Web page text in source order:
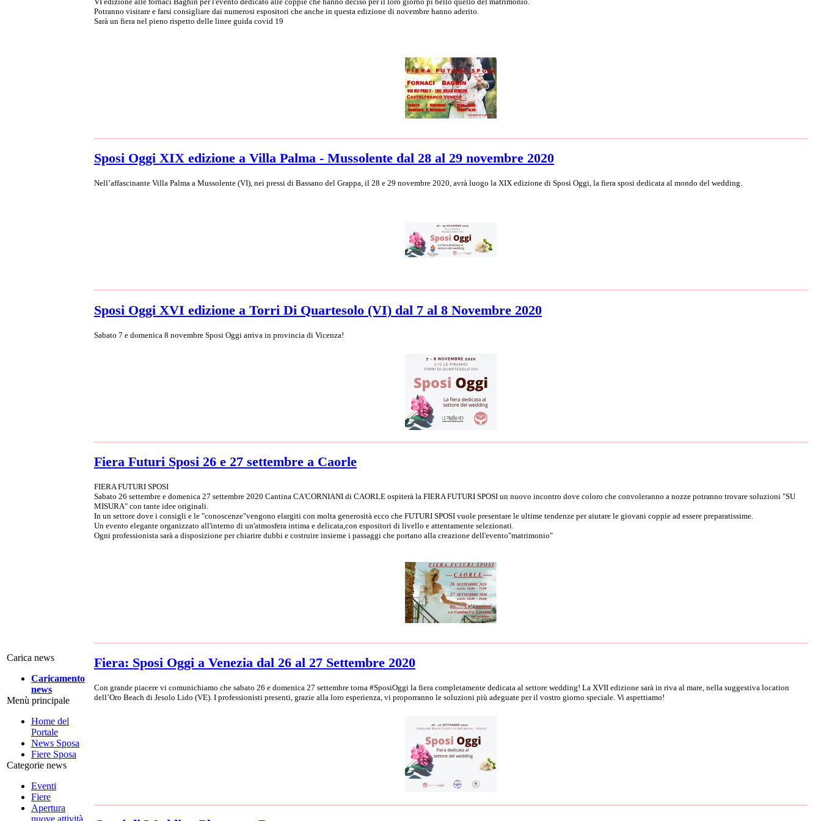
Carica news
Caricamento
news
Menù principale
Home del
Portale
News Sposa
Fiere Sposa
Categorie news
Eventi
Fiere
Apertura
nuove attività
Potranno visitare e farsi consigliare dai numerosi espositori che anche in questa edizione di novembre hanno aderito.
Sarà un fiera nel pieno rispetto delle linee guida covid 19
Sposi Oggi XIX edizione a Villa Palma - Mussolente dal 28 al 29 novembre 2020
Nell’affascinante Villa Palma a Mussolente (VI), nei pressi di Bassano del Grappa, il 28 e 29 novembre 2020, avrà luogo la XIX edizione di Sposi Oggi, la fiera sposi dedicata al mondo del wedding.
Sposi Oggi XVI edizione a Torri Di Quartesolo (VI) dal 7 al 8 Novembre 2020
Sabato 7 e domenica 8 novembre Sposi Oggi arriva in provincia di Vicenza!
Fiera Futuri Sposi 26 e 27 settembre a Caorle
FIERA FUTURI SPOSI
Sabato 26 settembre e domenica 27 settembre 2020 Cantina CA'CORNIANI di CAORLE ospiterà la FIERA FUTURI SPOSI un nuovo incontro dove coloro che convoleranno a nozze potranno trovare soluzioni "SU
MISURA" con tante idee originali.
In un settore dove i consigli e le "conoscenze"vengono elargiti con molta generosità ecco che FUTURI SPOSI vuole presentare le ultime tendenze per aiutare le giovani coppie ad essere preparatissime.
Un evento elegante organizzato all'interno di un'atmosfera intima e delicata,con espositori di livello e attentamente selezionati.
Ogni professionista sarà a disposizione per chiarire dubbi e costruire insieme i passaggi che portano alla creazione dell'evento"matrimonio"
Fiera: Sposi Oggi a Venezia dal 26 al 27 Settembre 2020
Con grande piacere vi comunichiamo che sabato 26 e domenica 27 settembre torna #SposiOggi la fiera completamente dedicata al settore wedding! La XVII edizione sarà in riva al mare, nella suggestiva location
dell’Oro Beach di Jesolo Lido (VE). I professionisti presenti, grazie alla loro esperienza, vi proporranno le soluzioni più adeguate per il vostro giorno speciale. Vi aspettiamo!